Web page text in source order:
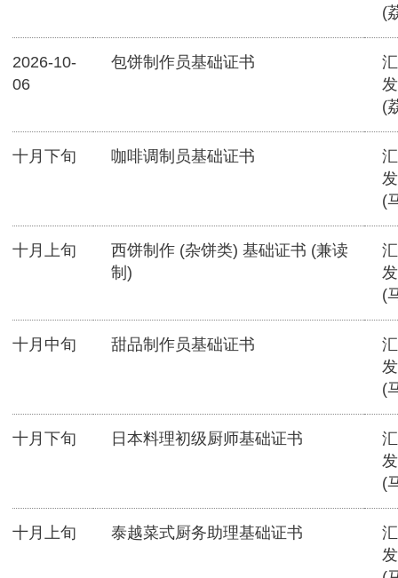
(
2026-10-
06
包饼制作员基础证书
(
十月下旬 咖啡调制员基础证书
(
十月上旬
西饼制作 (杂饼类) 基础证书 (兼读
制)
(
十月中旬 甜品制作员基础证书
(
十月下旬 日本料理初级厨师基础证书
(
十月上旬 泰越菜式厨务助理基础证书